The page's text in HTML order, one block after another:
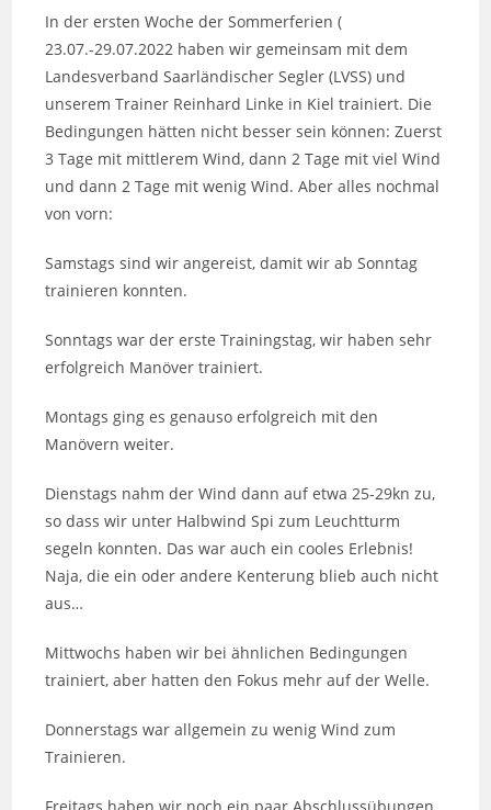
In der ersten Woche der Sommerferien (
23.07.-29.07.2022 haben wir gemeinsam mit dem
Landesverband Saarländischer Segler (LVSS) und
unserem Trainer Reinhard Linke in Kiel trainiert. Die
Bedingungen hätten nicht besser sein können: Zuerst
3 Tage mit mittlerem Wind, dann 2 Tage mit viel Wind
und dann 2 Tage mit wenig Wind. Aber alles nochmal
von vorn:
Samstags sind wir angereist, damit wir ab Sonntag
trainieren konnten.
Sonntags war der erste Trainingstag, wir haben sehr
erfolgreich Manöver trainiert.
Montags ging es genauso erfolgreich mit den
Manövern weiter.
Dienstags nahm der Wind dann auf etwa 25-29kn zu,
so dass wir unter Halbwind Spi zum Leuchtturm
segeln konnten. Das war auch ein cooles Erlebnis!
Naja, die ein oder andere Kenterung blieb auch nicht
aus…
Mittwochs haben wir bei ähnlichen Bedingungen
trainiert, aber hatten den Fokus mehr auf der Welle.
Donnerstags war allgemein zu wenig Wind zum
Trainieren.